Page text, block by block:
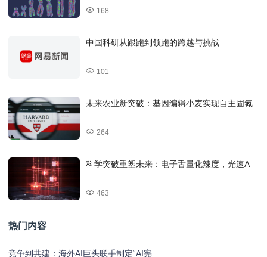
168
中国科研从跟跑到领跑的跨越与挑战
101
未来农业新突破：基因编辑小麦实现自主固氮
264
科学突破重塑未来：电子舌量化辣度，光速A
463
热门内容
竞争到共建：海外AI巨头联手制定“AI宪